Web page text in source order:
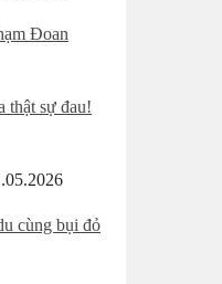
Đoan
thật sự đau!
cùng bụi đỏ